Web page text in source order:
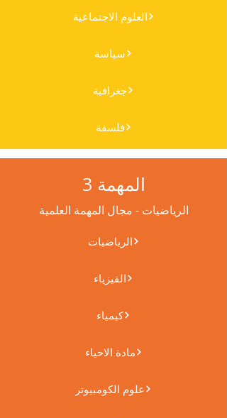
العلوم الاجتماعية
سياسة
جغرافية
فلسفة
المهمة 3
الرياضيات - مجال المهمة العلمية
الرياضيات
الفيزياء
كيمياء
مادة الاحياء
علوم الكومبيوتر